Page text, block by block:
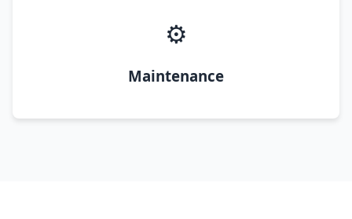
⚙️
Maintenance